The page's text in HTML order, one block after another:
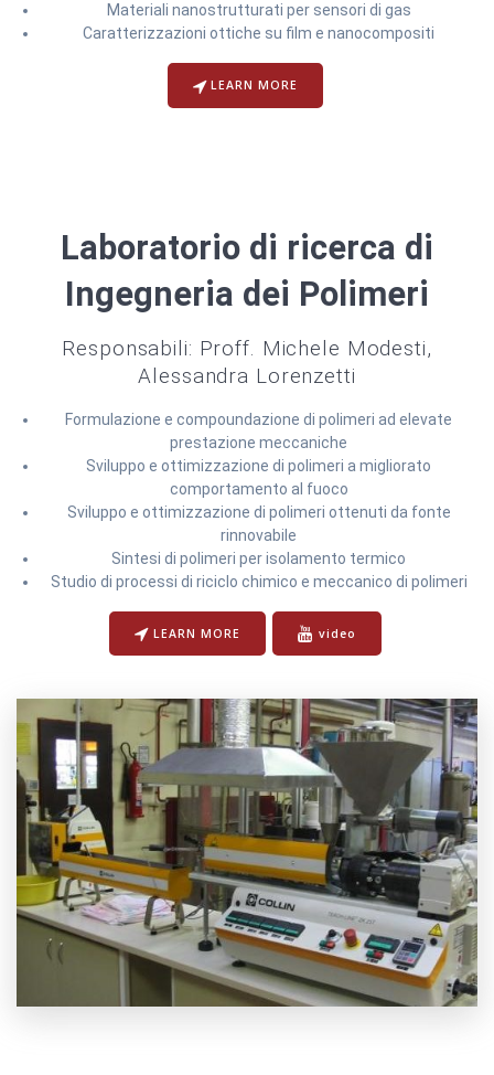
Materiali nanostrutturati per sensori di gas
Caratterizzazioni ottiche su film e nanocompositi
LEARN MORE
Laboratorio di ricerca di
Ingegneria dei Polimeri
Responsabili: Proff. Michele Modesti,
Alessandra Lorenzetti
Formulazione e compoundazione di polimeri ad elevate
prestazione meccaniche
Sviluppo e ottimizzazione di polimeri a migliorato
comportamento al fuoco
Sviluppo e ottimizzazione di polimeri ottenuti da fonte
rinnovabile
Sintesi di polimeri per isolamento termico
Studio di processi di riciclo chimico e meccanico di polimeri
LEARN MORE video